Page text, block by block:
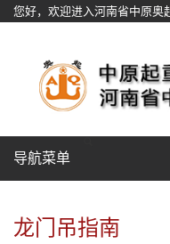
您好，欢迎进入河南省中原奥
导航菜单
龙门吊指南